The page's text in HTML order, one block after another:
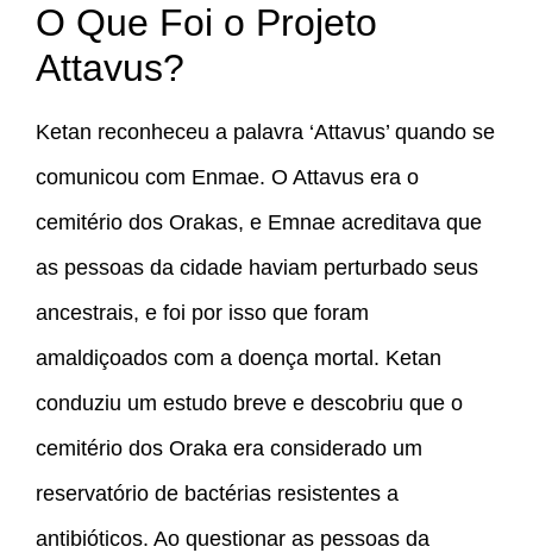
O Que Foi o Projeto
Attavus?
Ketan reconheceu a palavra ‘Attavus’ quando se
comunicou com Enmae. O Attavus era o
cemitério dos Orakas, e Emnae acreditava que
as pessoas da cidade haviam perturbado seus
ancestrais, e foi por isso que foram
amaldiçoados com a doença mortal. Ketan
conduziu um estudo breve e descobriu que o
cemitério dos Oraka era considerado um
reservatório de bactérias resistentes a
antibióticos. Ao questionar as pessoas da